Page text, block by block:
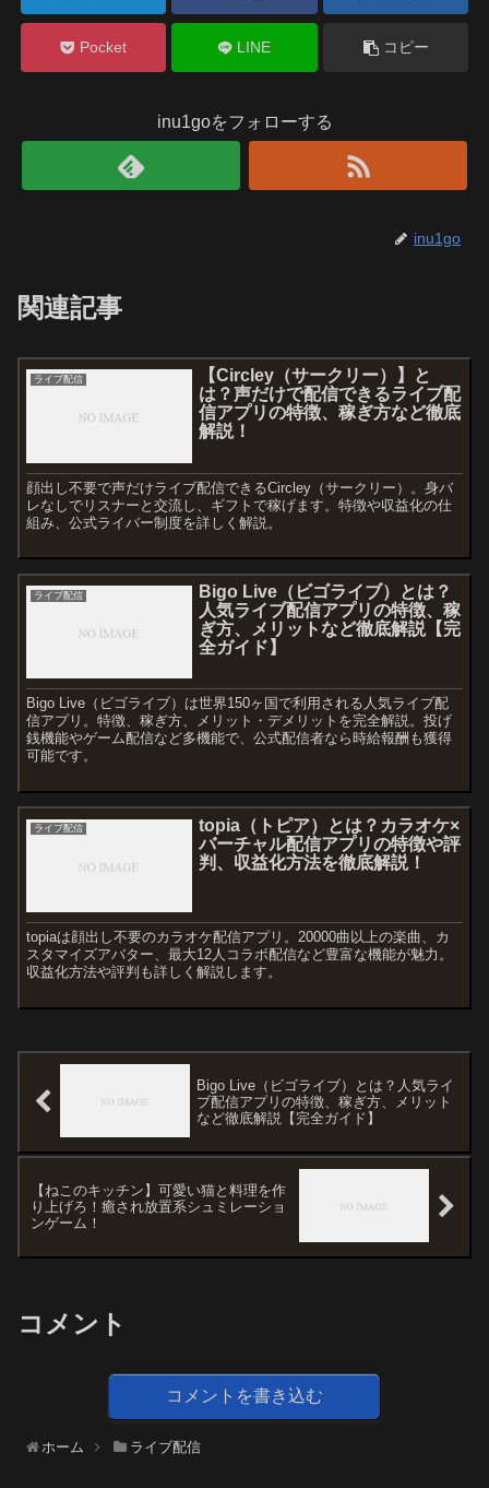
Pocket LINE コピー
inu1goをフォローする
inu1go
関連記事
ライブ配信
【Circley（サークリー）】と
は？声だけで配信できるライブ配
信アプリの特徴、稼ぎ方など徹底
解説！
顔出し不要で声だけライブ配信できるCircley（サークリー）。身バ
レなしでリスナーと交流し、ギフトで稼げます。特徴や収益化の仕
組み、公式ライバー制度を詳しく解説。
ライブ配信
Bigo Live（ビゴライブ）とは？
人気ライブ配信アプリの特徴、稼
ぎ方、メリットなど徹底解説【完
全ガイド】
Bigo Live（ビゴライブ）は世界150ヶ国で利用される人気ライブ配
信アプリ。特徴、稼ぎ方、メリット・デメリットを完全解説。投げ
銭機能やゲーム配信など多機能で、公式配信者なら時給報酬も獲得
可能です。
ライブ配信
topia（トピア）とは？カラオケ×
バーチャル配信アプリの特徴や評
判、収益化方法を徹底解説！
topiaは顔出し不要のカラオケ配信アプリ。20000曲以上の楽曲、カ
スタマイズアバター、最大12人コラボ配信など豊富な機能が魅力。
収益化方法や評判も詳しく解説します。
Bigo Live（ビゴライブ）とは？人気ライ
ブ配信アプリの特徴、稼ぎ方、メリット
など徹底解説【完全ガイド】
【ねこのキッチン】可愛い猫と料理を作
り上げろ！癒され放置系シュミレーショ
ンゲーム！
コメント
コメントを書き込む
ホーム ライブ配信